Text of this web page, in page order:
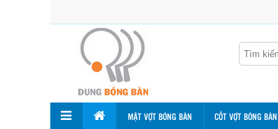
MẶT VỢT BÓNG BÀN CỐT VỢT BÓNG BÀN